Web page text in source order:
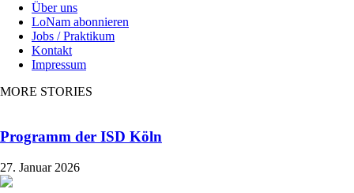
Über uns
LoNam abonnieren
Jobs / Praktikum
Kontakt
Impressum
MORE STORIES
Programm der ISD Köln
27. Januar 2026